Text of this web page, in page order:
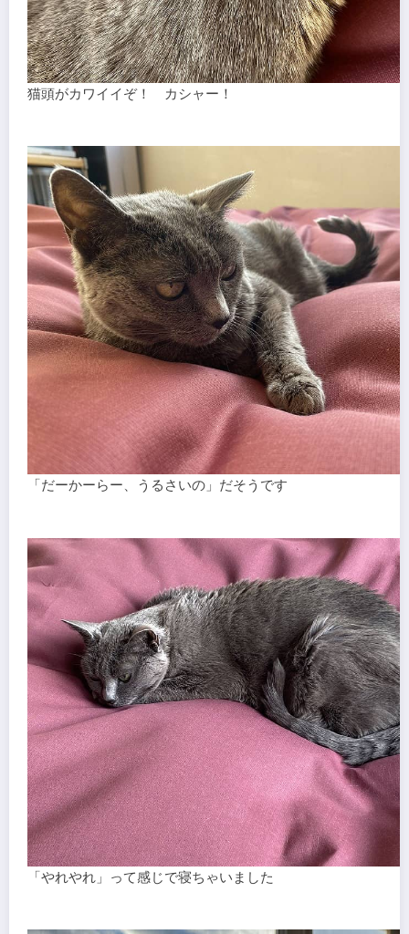
猫頭がカワイイぞ！ カシャー！
「だーかーらー、うるさいの」だそうです
「やれやれ」って感じで寝ちゃいました